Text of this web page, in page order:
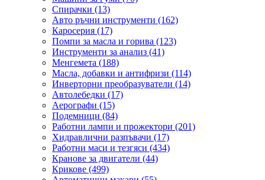
Спирачки (13)
Авто ръчни инструменти (162)
Каросерия (17)
Помпи за масла и горива (123)
Инструменти за анализ (41)
Менгемета (188)
Масла, добавки и антифризи (114)
Инверторни преобразуватели (14)
Автолебедки (17)
Аерографи (15)
Подемници (84)
Работни лампи и прожектори (201)
Хидравлични разпъвачи (17)
Работни маси и тезгяси (434)
Кранове за двигатели (44)
Крикове (499)